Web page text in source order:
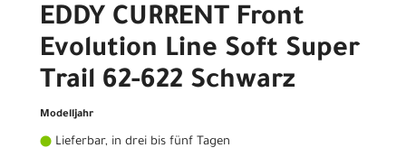
EDDY CURRENT Front
Evolution Line Soft Super
Trail 62-622 Schwarz
Modelljahr
Lieferbar, in drei bis fünf Tagen